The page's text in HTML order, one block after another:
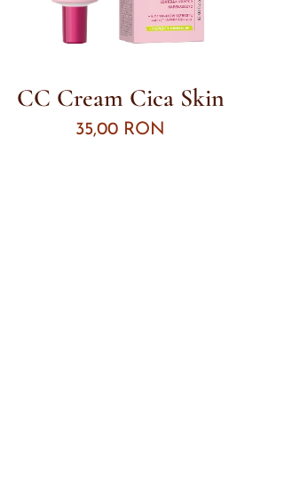
CC Cream Cica Skin
35,00 RON